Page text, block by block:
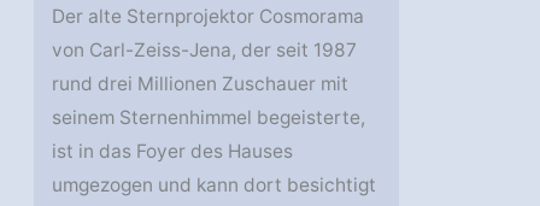
Der alte Sternprojektor Cosmorama
von Carl-Zeiss-Jena, der seit 1987
rund drei Millionen Zuschauer mit
seinem Sternenhimmel begeisterte,
ist in das Foyer des Hauses
umgezogen und kann dort besichtigt